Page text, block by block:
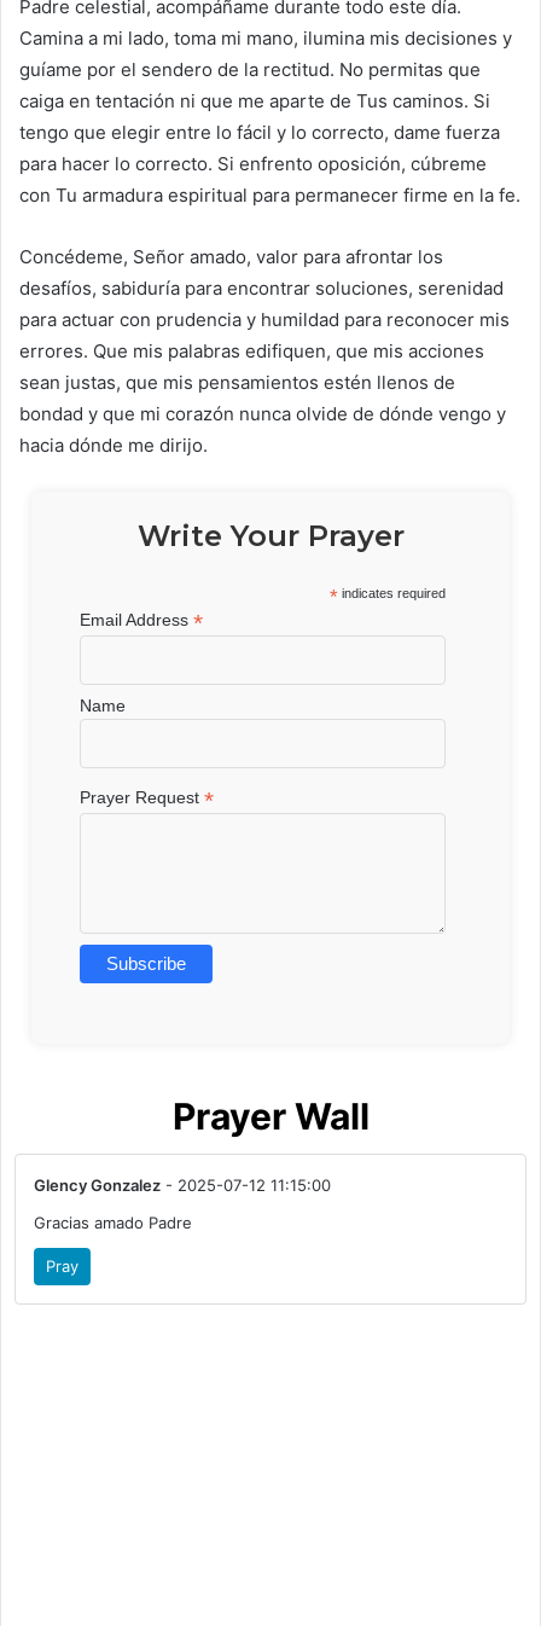
Padre celestial, acompáñame durante todo este día.
Camina a mi lado, toma mi mano, ilumina mis decisiones y
guíame por el sendero de la rectitud. No permitas que
caiga en tentación ni que me aparte de Tus caminos. Si
tengo que elegir entre lo fácil y lo correcto, dame fuerza
para hacer lo correcto. Si enfrento oposición, cúbreme
con Tu armadura espiritual para permanecer firme en la fe.
Concédeme, Señor amado, valor para afrontar los
desafíos, sabiduría para encontrar soluciones, serenidad
para actuar con prudencia y humildad para reconocer mis
errores. Que mis palabras edifiquen, que mis acciones
sean justas, que mis pensamientos estén llenos de
bondad y que mi corazón nunca olvide de dónde vengo y
hacia dónde me dirijo.
Write Your Prayer
* indicates required
Email Address*
Name
Prayer Request*
Prayer Wall
Glency Gonzalez - 2025-07-12 11:15:00
Gracias amado Padre
Pray